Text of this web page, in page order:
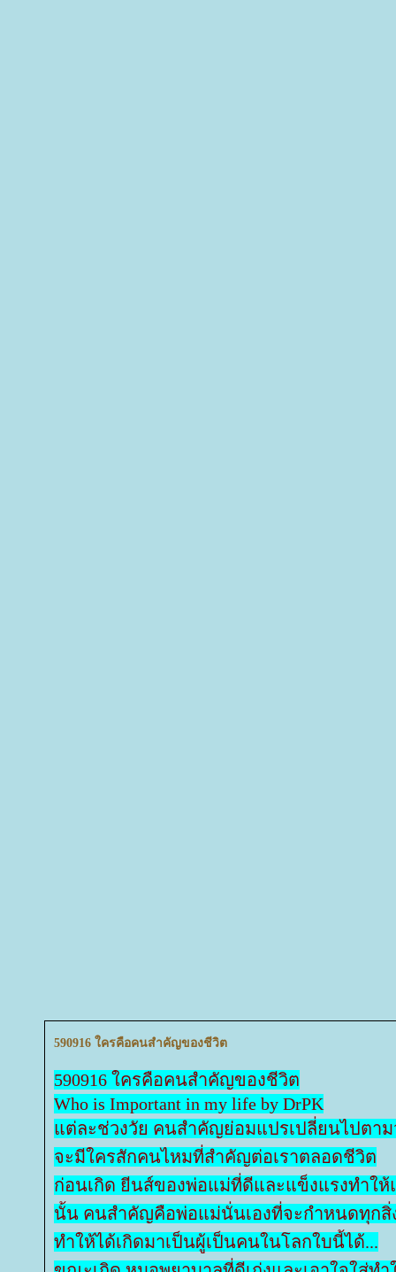
590916 ใครคือคนสำคัญของชีวิต
590916 ใครคือคนสำคัญของชีวิต
Who is Important in my life by DrPK
ต่ละช่วงวัย คนสำคัญย่อมแปรเปลี่ยนไปตา
จะมีใครสักคนไหมที่สำคัญต่อเราตลอดชีวิต
ก่อนเกิด ยีนส์ของพ่อแม่ที่ดีและแข็งแรงทำใ
นั้น คนสำคัญคือพ่อแม่นั่นเองที่จะกำหนดทุกสิ่
ทำให้ได้เกิดมาเป็นผู้เป็นคนในโลกใบนี้ได้...